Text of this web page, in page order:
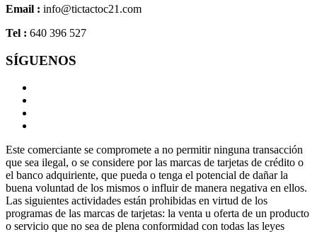
Email : info@tictactoc21.com
Tel : 640 396 527
SÍGUENOS
Este comerciante se compromete a no permitir ninguna transacción
que sea ilegal, o se considere por las marcas de tarjetas de crédito o
el banco adquiriente, que pueda o tenga el potencial de dañar la
buena voluntad de los mismos o influir de manera negativa en ellos.
Las siguientes actividades están prohibidas en virtud de los
programas de las marcas de tarjetas: la venta u oferta de un producto
o servicio que no sea de plena conformidad con todas las leyes